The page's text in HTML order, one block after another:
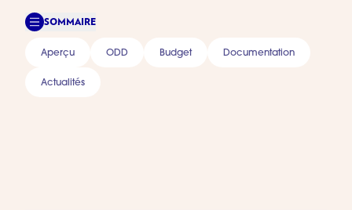
SOMMAIRE
Aperçu ODD Budget Documentation
Actualités